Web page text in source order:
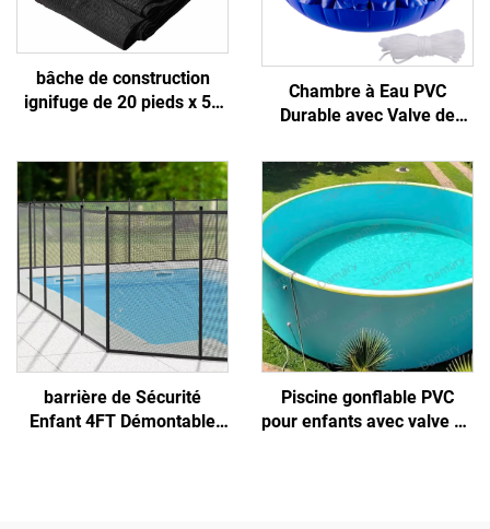
bâche de construction
ignifuge de 20 pieds x 50
Chambre à Eau PVC
Durable avec Valve de
Hivernage de Piscine
Soulagement de Tension
Liée à la Glace/la Neige
Livraison Gratuite
barrière de Sécurité
Enfant 4FT Démontable
Piscine gonflable PVC
pour enfants avec valve de